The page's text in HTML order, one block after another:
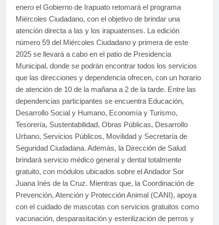
enero el Gobierno de Irapuato retomará el programa
Miércoles Ciudadano, con el objetivo de brindar una
atención directa a las y los irapuatenses. La edición
número 59 del Miércoles Ciudadano y primera de este
2025 se llevará a cabo en el patio de Presidencia
Municipal, donde se podrán encontrar todos los servicios
que las direcciones y dependencia ofrecen, con un horario
de atención de 10 de la mañana a 2 de la tarde. Entre las
dependencias participantes se encuentra Educación,
Desarrollo Social y Humano, Economía y Turismo,
Tesorería, Sustentabilidad, Obras Públicas, Desarrollo
Urbano, Servicios Públicos, Movilidad y Secretaría de
Seguridad Ciudadana. Además, la Dirección de Salud
brindará servicio médico general y dental totalmente
gratuito, con módulos ubicados sobre el Andador Sor
Juana Inés de la Cruz. Mientras que, la Coordinación de
Prevención, Atención y Protección Animal (CANI), apoya
con el cuidado de mascotas con servicios gratuitos como
vacunación, desparasitación y esterilización de perros y